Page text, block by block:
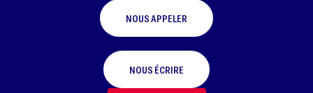
NOUS APPELER
NOUS ÉCRIRE